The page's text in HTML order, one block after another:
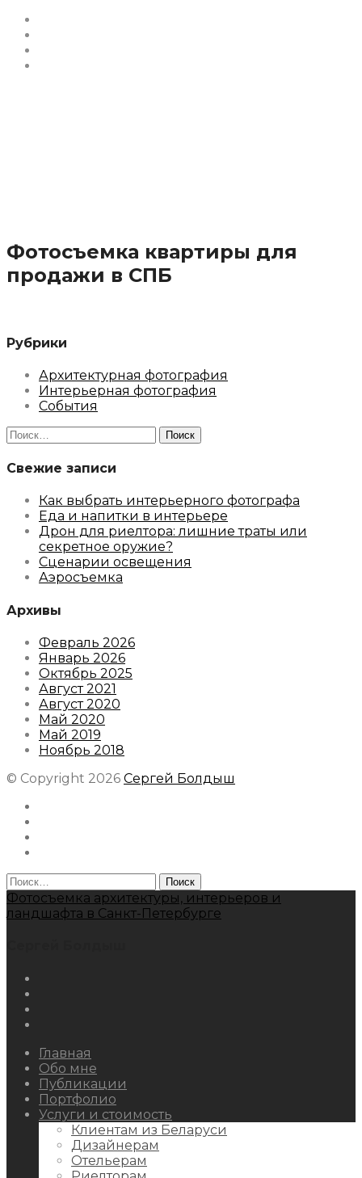
Фотосъемка квартиры для
продажи в СПБ
Рубрики
Архитектурная фотография
Интерьерная фотография
События
Найти:
Свежие записи
Как выбрать интерьерного фотографа
Еда и напитки в интерьере
Дрон для риелтора: лишние траты или
секретное оружие?
Сценарии освещения
Аэросъемка
Архивы
Февраль 2026
Январь 2026
Октябрь 2025
Август 2021
Август 2020
Май 2020
Май 2019
Ноябрь 2018
© Copyright 2026 Сергей Болдыш
Найти:
Фотосъемка архитектуры, интерьеров и
ландшафта в Санкт-Петербурге
Главная
Обо мне
Публикации
Портфолио
Услуги и стоимость
Клиентам из Беларуси
Дизайнерам
Отельерам